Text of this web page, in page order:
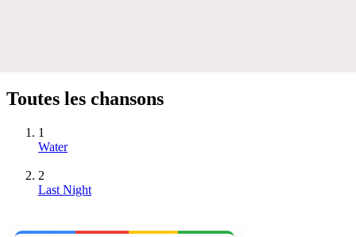
Toutes les chansons
1
Water
2
Last Night